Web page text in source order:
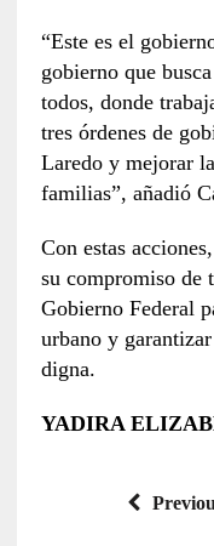
“Este es el
gobierno que
todos, donde
tres órdenes de
Laredo y mejorar
familias”, añadió
Con estas
su compromiso de
Gobierno Federal
urbano y
digna.
YADIRA